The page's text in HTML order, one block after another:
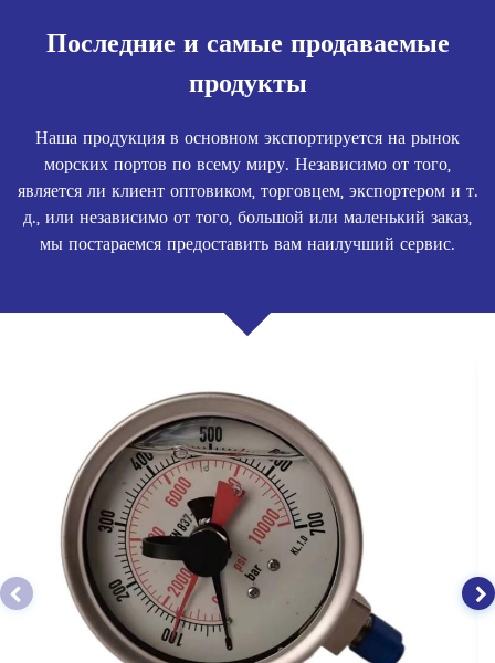
Последние и самые продаваемые
продукты
Наша продукция в основном экспортируется на рынок
морских портов по всему миру. Независимо от того,
является ли клиент оптовиком, торговцем, экспортером и т.
д., или независимо от того, большой или маленький заказ,
мы постараемся предоставить вам наилучший сервис.